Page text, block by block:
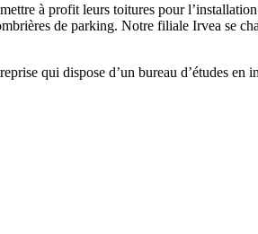
à profit leurs toitures pour
de parking. Notre filiale Irvea se
qui dispose d’un bureau d’études en